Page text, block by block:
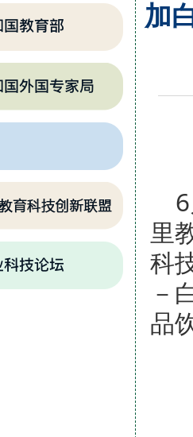
加
里
科
－
品